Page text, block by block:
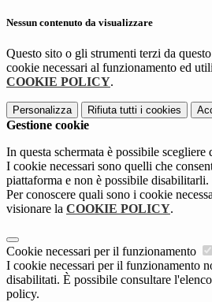
Nessun contenuto da visualizzare
Questo sito o gli strumenti terzi da
cookie necessari al funzionamento ed
COOKIE POLICY.
Personalizza Rifiuta tutti i cookies
Gestione cookie
In questa schermata è possibile
I cookie necessari sono quelli che
piattaforma e non è possibile disabilitarli.
Per conoscere quali sono i cookie
visionare la COOKIE POLICY.
Cookie necessari per il funzionamento
I cookie necessari per il funzionamento
disabilitati. È possibile consultare
policy.